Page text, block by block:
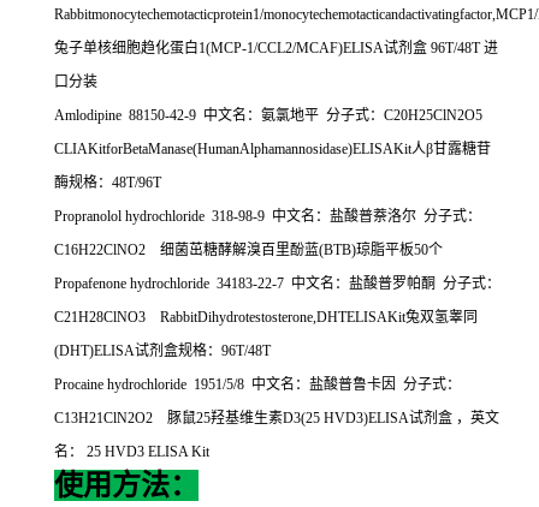
Rabbitmonocytechemotacticprotein1/
兔子单核细胞趋化蛋白 1(MCP-1/CCL2/MCAF)ELISA试剂盒 96T/48T进
口分装
Amlodipine 88150-42-9 中文名：氨氯地平 分子式： C20H25ClN2O5
CLIAKitforBetaManase(HumanAlphamannosidase)ELISAKit人β甘露糖苷
酶规格： 48T/96T
Propranolol hydrochloride 318-98-9 中文名：盐酸普萘洛尔 分子式：
C16H22ClNO2 细菌茁糖酵解溴百里酚蓝(BTB)琼脂平板50个
Propafenone hydrochloride 34183-22-7 中文名：盐酸普罗帕酮 分子式：
C21H28ClNO3 RabbitDihydrotestosterone,DHTELISAKit兔双氢睾同
(DHT)ELISA试剂盒规格： 96T/48T
Procaine hydrochloride 1951/5/8 中文名：盐酸普鲁卡因 分子式：
C13H21ClN2O2 豚鼠25羟基维生素D3(25 HVD3)ELISA试剂盒 ，英文
名：
25 HVD3 ELISA Kit
使用方法：